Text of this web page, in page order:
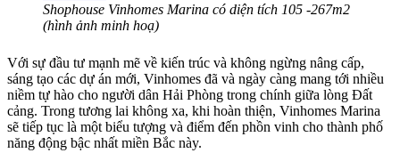
Shophouse Vinhomes Marina có diện tích 105 -267m2
(hình ảnh minh hoạ)
Với sự đầu tư mạnh mẽ về kiến trúc và không ngừng nâng cấp,
sáng tạo các dự án mới, Vinhomes đã và ngày càng mang tới nhiều
niềm tự hào cho người dân Hải Phòng trong chính giữa lòng Đất
cảng. Trong tương lai không xa, khi hoàn thiện, Vinhomes Marina
sẽ tiếp tục là một biểu tượng và điểm đến phồn vinh cho thành phố
năng động bậc nhất miền Bắc này.